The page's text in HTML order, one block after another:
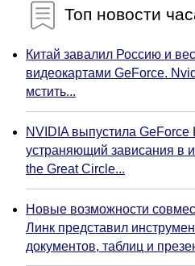
Топ новости
Китай завалил Россию и
видеокартами GeForce.
мстить...
NVIDIA выпустила GeForce
устраняющий зависания в
the Great Circle...
Новые возможности
Линк представил
документов, таблиц и